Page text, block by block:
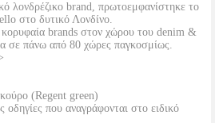
λονδρέζικο brand, πρωτοεμφανίστηκε το
στο δυτικό Λονδίνο.
brands στον χώρου του denim &
σε πάνω από 80 χώρες παγκοσμίως.
(Regent green)
που αναγράφονται στο ειδικό